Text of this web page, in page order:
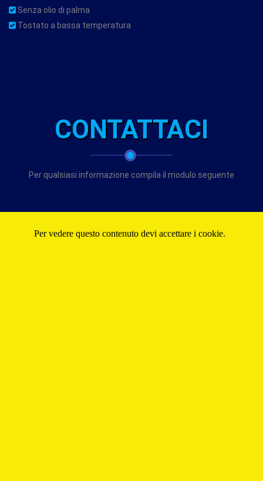
Senza olio di palma
Tostato a bassa temperatura
CONTATTACI
Per qualsiasi informazione compila il modulo seguente